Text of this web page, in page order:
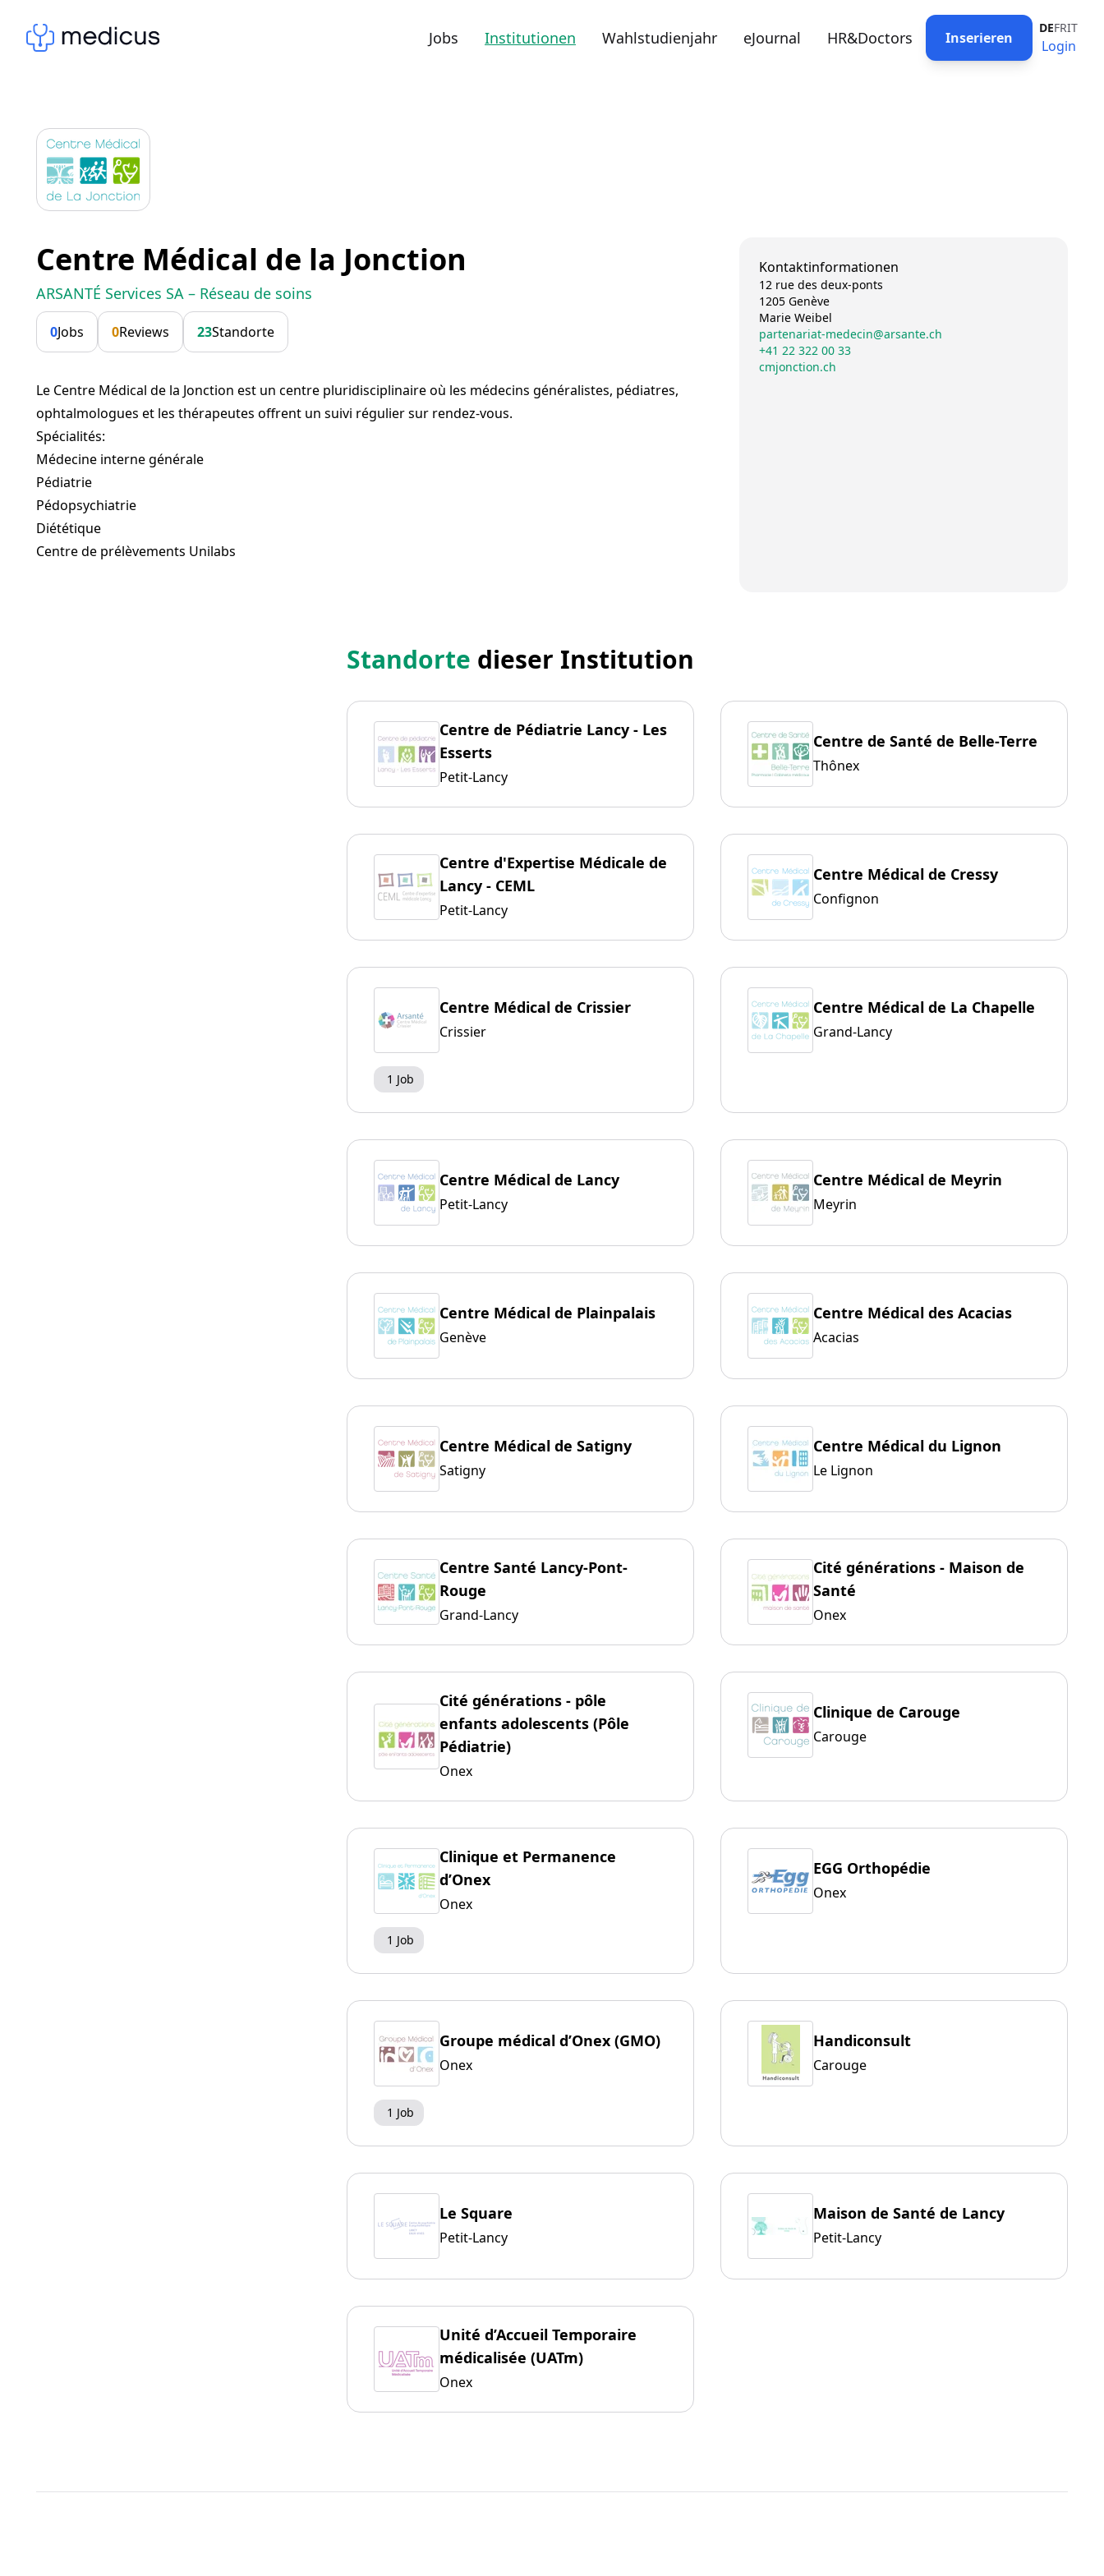
Jobs Institutionen Wahlstudienjahr eJournal HR&Doctors Inserieren
DEFRIT
Login
Centre Médical de la Jonction
ARSANTÉ Services SA – Réseau de soins
0Jobs 0Reviews 23Standorte
Le Centre Médical de la Jonction est un centre pluridisciplinaire où les médecins généralistes, pédiatres,
ophtalmologues et les thérapeutes offrent un suivi régulier sur rendez-vous.
Spécialités:
Médecine interne générale
Pédiatrie
Pédopsychiatrie
Diététique
Centre de prélèvements Unilabs
Kontaktinformationen
12 rue des deux-ponts
1205 Genève
Marie Weibel
partenariat-medecin@arsante.ch
+41 22 322 00 33
cmjonction.ch
Standorte dieser Institution
Centre de Pédiatrie Lancy - Les
Esserts
Petit-Lancy
Centre de Santé de Belle-Terre
Thônex
Centre d'Expertise Médicale de
Lancy - CEML
Petit-Lancy
Centre Médical de Cressy
Confignon
Centre Médical de Crissier
Crissier
1 Job
Centre Médical de La Chapelle
Grand-Lancy
Centre Médical de Lancy
Petit-Lancy
Centre Médical de Meyrin
Meyrin
Centre Médical de Plainpalais
Genève
Centre Médical des Acacias
Acacias
Centre Médical de Satigny
Satigny
Centre Médical du Lignon
Le Lignon
Centre Santé Lancy-Pont-
Rouge
Grand-Lancy
Cité générations - Maison de
Santé
Onex
Cité générations - pôle
enfants adolescents (Pôle
Pédiatrie)
Onex
Clinique de Carouge
Carouge
Clinique et Permanence
d’Onex
Onex
1 Job
EGG Orthopédie
Onex
Groupe médical d’Onex (GMO)
Onex
1 Job
Handiconsult
Carouge
Le Square
Petit-Lancy
Maison de Santé de Lancy
Petit-Lancy
Unité d’Accueil Temporaire
médicalisée (UATm)
Onex